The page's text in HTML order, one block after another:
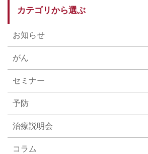
カテゴリから選ぶ
お知らせ
がん
セミナー
予防
治療説明会
コラム